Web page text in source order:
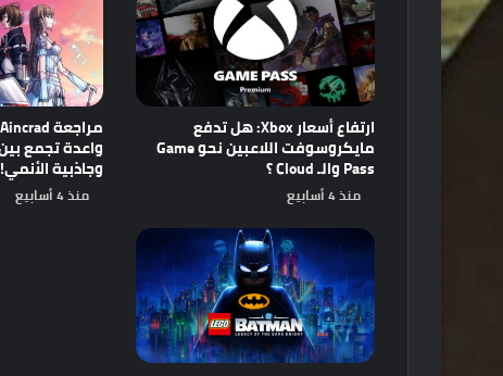
ارتفاع أسعار Xbox: هل تدفع
مايكروسوفت اللاعبين نحو Game
Pass والـ Cloud ؟
منذ 4 أسابيع
وجاذبية الأنمي!
منذ 4 أسابيع